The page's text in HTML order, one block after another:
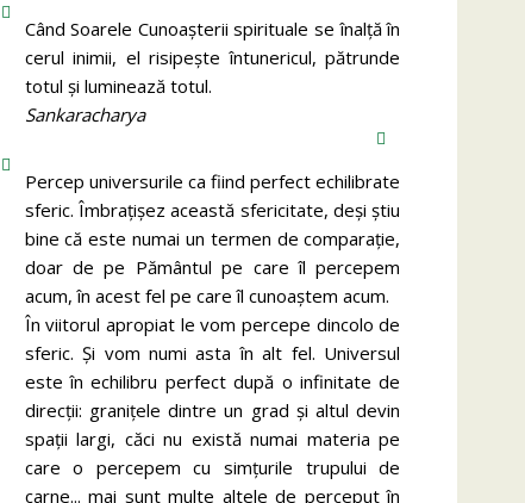
Când Soarele Cunoaşterii spirituale se înalţă în
cerul inimii, el risipeşte întunericul, pătrunde
totul şi luminează totul.
Sankaracharya
Percep universurile ca fiind perfect echilibrate
sferic. Îmbrațișez această sfericitate, deși știu
bine că este numai un termen de comparație,
doar de pe Pământul pe care îl percepem
acum, în acest fel pe care îl cunoaștem acum.
În viitorul apropiat le vom percepe dincolo de
sferic. Și vom numi asta în alt fel. Universul
este în echilibru perfect după o infinitate de
direcții: granițele dintre un grad și altul devin
spații largi, căci nu există numai materia pe
care o percepem cu simțurile trupului de
carne... mai sunt multe altele de perceput în